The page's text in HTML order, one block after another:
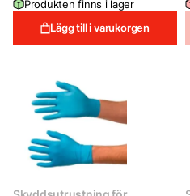
Produkten finns i lager
Lägg till i varukorgen